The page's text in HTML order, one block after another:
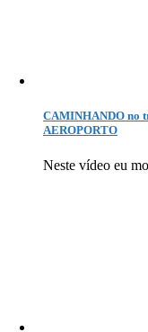
CAMINHANDO no
AEROPORTO
Neste vídeo eu